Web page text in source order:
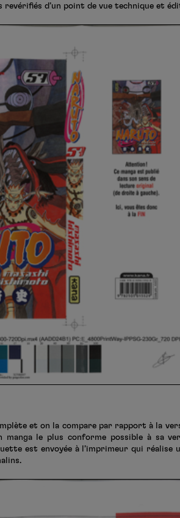
d’un point de vue technique et
et on la compare par rapport à la
le plus conforme possible à sa
est envoyée à l’imprimeur qui